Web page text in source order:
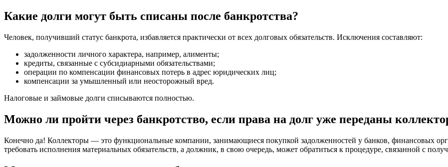
Какие долги могут быть списаны после банкротства?
Человек, получивший статус банкрота, избавляется практически от всех долговых обязательств. Исключения составляют:
задолженности личного характера, например, алименты;
кредиты, связанные с субсидиарными обязательствами;
операции по компенсации финансовых потерь в адрес юридических лиц;
компенсации за умышленный или неосторожный вред.
Налоговые и займовые долги списываются полностью.
Можно ли пройти через банкротство, если права на долг уже переданы
Конечно да! Коллекторы — это функциональные компании, занимающиеся покупкой задолженностей у банков, финансовых
требовать исполнения материальных обязательств, а должник, в свою очередь, может обратиться к процедуре, связанной с